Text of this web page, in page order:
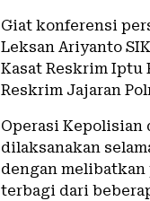
Giat konferensi
Leksan Ariyanto
Kasat Reskrim Iptu
Reskrim Jajaran
Operasi Kepolisian
dilaksanakan
dengan melibatkan
terbagi dari